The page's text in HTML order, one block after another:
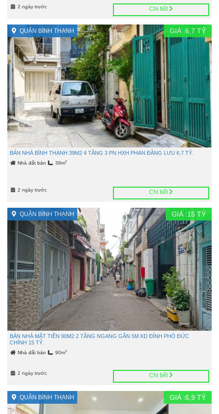
2 ngày trước Chi tiết
QUẬN BÌNH THẠNH GIÁ :6,7 TỶ
BÁN NHÀ BÌNH THẠNH 39M2 4 TẦNG 3 PN HXH PHAN ĐĂNG LƯU 6.7 TỶ.
Nhà đất bán 39m2
2 ngày trước Chi tiết
QUẬN BÌNH THẠNH GIÁ :15 TỶ
BÁN NHÀ MẶT TIỀN 90M2 2 TẦNG NGANG GẦN 5M KD ĐỈNH PHÓ ĐỨC
CHÍNH 15 TỶ.
Nhà đất bán 90m2
2 ngày trước Chi tiết
QUẬN BÌNH THẠNH GIÁ :6,9 TỶ